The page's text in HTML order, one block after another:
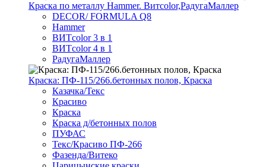
Краска по металлу Hammer. Витcolor,РадугаМаллер
DECOR/ FORMULA Q8
Hammer
ВИТcolor 3 в 1
ВИТcolor 4 в 1
РадугаМаллер
Краска: ПФ-115/266.бетонных полов, Краска
Казачка/Текс
Красиво
Краска
Краска д/бетонных полов
ПУФАС
Текс/Красиво ПФ-266
Фазенда/Витеко